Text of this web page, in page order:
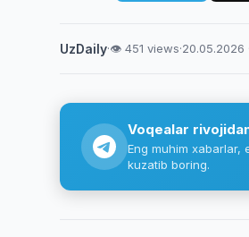
UzDaily·👁 451 views·20.05.2026
Voqealar
Eng muhim xabarlar,
kuzatib boring.